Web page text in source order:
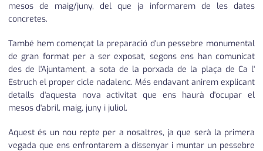
mesos de maig/juny, del que ja informarem de les dates
concretes.
També hem començat la preparació d'un pessebre monumental
de gran format per a ser exposat, segons ens han comunicat
des de l'Ajuntament, a sota de la porxada de la plaça de Ca l'
Estruch el proper cicle nadalenc. Més endavant anirem explicant
detalls d'aquesta nova activitat que ens haurà d'ocupar el
mesos d'abril, maig, juny i juliol.
Aquest és un nou repte per a nosaltres, ja que serà la primera
vegada que ens enfrontarem a dissenyar i muntar un pessebre